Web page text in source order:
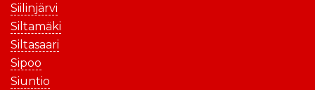
Siilinjärvi
Siltamäki
Siltasaari
Sipoo
Siuntio